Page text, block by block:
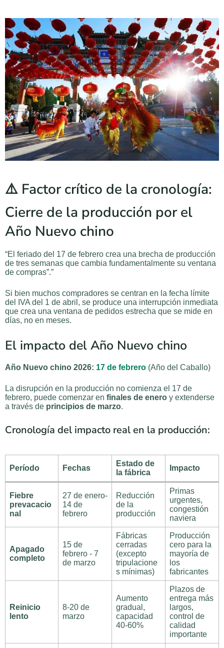
⚠️ Factor crítico de la cronología:
Cierre de la producción por el
Año Nuevo chino
“El feriado del 17 de febrero crea una brecha de producción
de tres semanas que cambia fundamentalmente su ventana
de compras”.”
Si bien muchos compradores se centran en la fecha límite
del IVA del 1 de abril, se produce una interrupción inmediata
que crea una ventana de pedidos estrecha que se mide en
días, no en meses.
El impacto del Año Nuevo chino
Año Nuevo chino 2026: 17 de febrero (Año del Caballo)
La disrupción en la producción no comienza el 17 de
febrero, puede comenzar en finales de enero y extenderse
a través de principios de marzo.
Cronología del impacto real en la producción:
Período Fechas
Estado de
la fábrica
Impacto
Fiebre
prevacacio
nal
27 de enero-
14 de
febrero
Reducción
de la
producción
Primas
urgentes,
congestión
naviera
Apagado
completo
15 de
febrero - 7
de marzo
Fábricas
cerradas
(excepto
tripulacione
s mínimas)
Producción
cero para la
mayoría de
los
fabricantes
Reinicio
lento
8-20 de
marzo
Aumento
gradual,
capacidad
40-60%
Plazos de
entrega más
largos,
control de
calidad
importante